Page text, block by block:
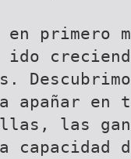
primero
ido
apañar en
las
capacidad